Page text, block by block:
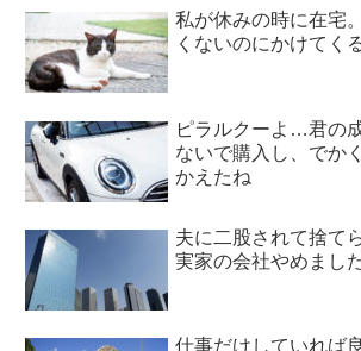
私が休みの時に在宅
くないのにかけてく
ピラルクーよ…君の
ないで購入し、でか
かえたね
夫に二股されて捨て
実家の会社やめまし
仕事だけしていれば